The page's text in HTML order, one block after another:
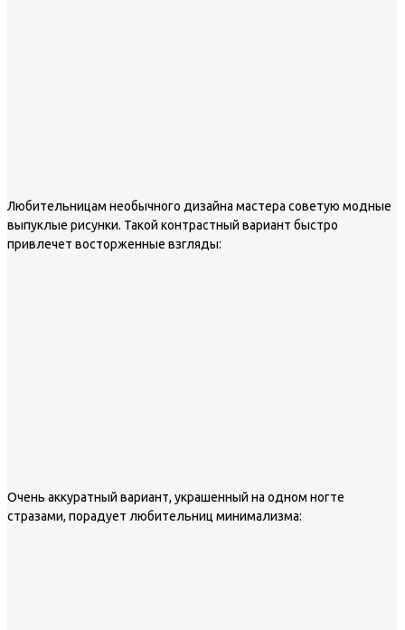
Любительницам необычного дизайна мастера советую модные
выпуклые рисунки. Такой контрастный вариант быстро
привлечет восторженные взгляды:
Очень аккуратный вариант, украшенный на одном ногте
стразами, порадует любительниц минимализма: